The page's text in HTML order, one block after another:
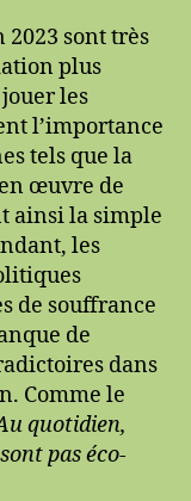
sont très
plus
les
l’importance
tels que la
œuvre de
ainsi la simple
les
de souffrance
de
dans
Comme le
quotidien,
pas éco-